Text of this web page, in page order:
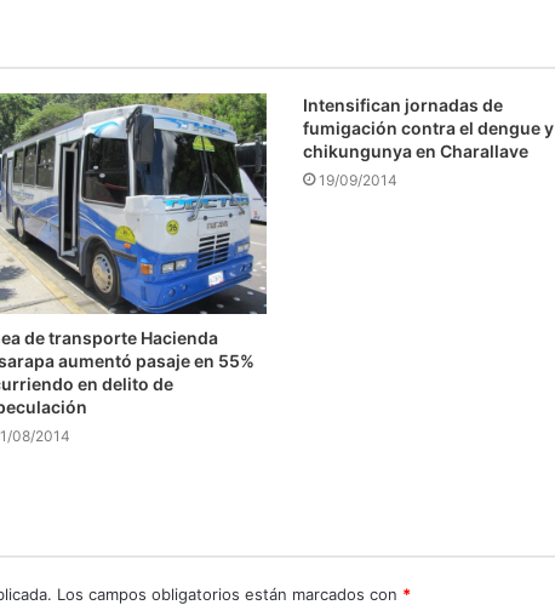
de transporte Hacienda
aumentó pasaje en 55%
en delito de
08/2014
Intensifican jornadas de
fumigación contra el dengue y
chikungunya en Charallave
19/09/2014
Los campos obligatorios están marcados con *